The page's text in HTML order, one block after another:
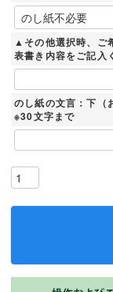
(
必
須
)
▲その他選択時、ご
表書き内容をご記入
のし紙の文言：下（
※30文字まで